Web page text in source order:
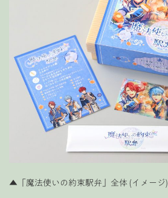
▲「魔法使いの約束駅弁」全体 (イメージ)